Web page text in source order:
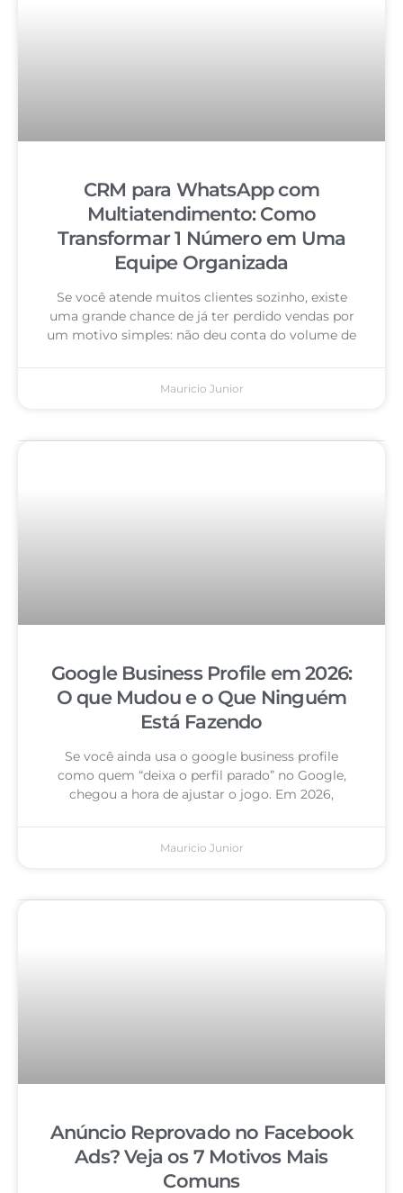
CRM para WhatsApp com
Multiatendimento: Como
Transformar 1 Número em Uma
Equipe Organizada
Se você atende muitos clientes sozinho, existe
uma grande chance de já ter perdido vendas por
um motivo simples: não deu conta do volume de
Mauricio Junior
Google Business Profile em 2026:
O que Mudou e o Que Ninguém
Está Fazendo
Se você ainda usa o google business profile
como quem “deixa o perfil parado” no Google,
chegou a hora de ajustar o jogo. Em 2026,
Mauricio Junior
Anúncio Reprovado no Facebook
Ads? Veja os 7 Motivos Mais
Comuns